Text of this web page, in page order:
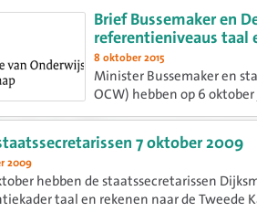
Brief Bussemaker en
referentieniveaus taal
8 oktober 2015
Minister Bussemaker en
OCW) hebben op 6
gezonden over de
rekenen. Een debat volgt.
7 oktober 2009
2009
hebben de staatssecretarissen
taal en rekenen naar de Tweede